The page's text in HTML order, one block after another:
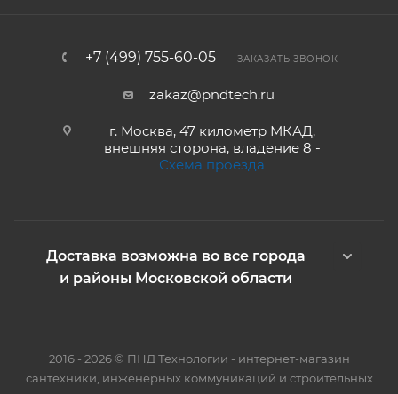
+7 (499) 755-60-05 ЗАКАЗАТЬ ЗВОНОК
zakaz@pndtech.ru
г. Москва, 47 километр МКАД,
внешняя сторона, владение 8 -
Схема проезда
Доставка возможна во все города
и районы Московской области
2016 - 2026 © ПНД Технологии - интернет-магазин
сантехники, инженерных коммуникаций и строительных